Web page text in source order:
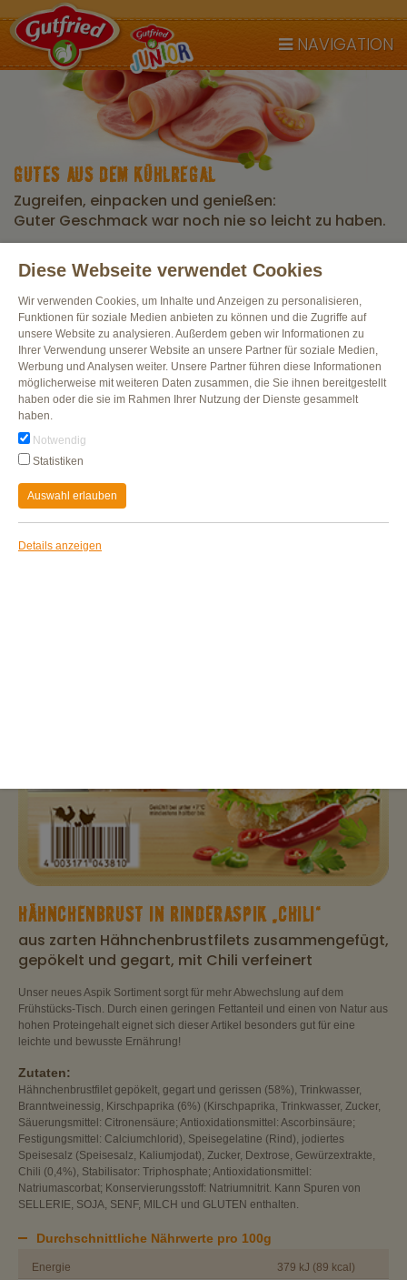
NAVIGATION
GUTES AUS DEM KÜHLREGAL
Zugreifen, einpacken und genießen:
Guter Geschmack war noch nie so leicht zu haben.
HÄHNCHENBRUST IN RINDERASPIK „CHILI“
aus zarten Hähnchenbrustfilets zusammengefügt,
gepökelt und gegart, mit Chili verfeinert
Unser neues Aspik Sortiment sorgt für mehr Abwechslung auf dem
Frühstücks-Tisch. Durch einen geringen Fettanteil und einen von Natur aus
hohen Proteingehalt eignet sich dieser Artikel besonders gut für eine
leichte und bewusste Ernährung!
Zutaten:
Hähnchenbrustfilet gepökelt, gegart und gerissen (58%), Trinkwasser,
Branntweinessig, Kirschpaprika (6%) (Kirschpaprika, Trinkwasser, Zucker,
Säuerungsmittel: Citronensäure; Antioxidationsmittel: Ascorbinsäure;
Festigungsmittel: Calciumchlorid), Speisegelatine (Rind), jodiertes
Speisesalz (Speisesalz, Kaliumjodat), Zucker, Dextrose, Gewürzextrakte,
Chili (0,4%), Stabilisator: Triphosphate; Antioxidationsmittel:
Natriumascorbat; Konservierungsstoff: Natriumnitrit. Kann Spuren von
SELLERIE, SOJA, SENF, MILCH und GLUTEN enthalten.
Durchschnittliche Nährwerte pro 100g
Energie 379 kJ (89 kcal)
Diese Webseite verwendet Cookies
Wir verwenden Cookies, um Inhalte und Anzeigen zu personalisieren,
Funktionen für soziale Medien anbieten zu können und die Zugriffe auf
unsere Website zu analysieren. Außerdem geben wir Informationen zu
Ihrer Verwendung unserer Website an unsere Partner für soziale Medien,
Werbung und Analysen weiter. Unsere Partner führen diese Informationen
möglicherweise mit weiteren Daten zusammen, die Sie ihnen bereitgestellt
haben oder die sie im Rahmen Ihrer Nutzung der Dienste gesammelt
haben.
Notwendig
Statistiken
Auswahl erlauben
Details anzeigen